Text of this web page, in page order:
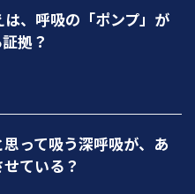
、呼吸の「ポンプ」が
拠？
思って吸う深呼吸が、あ
ている？